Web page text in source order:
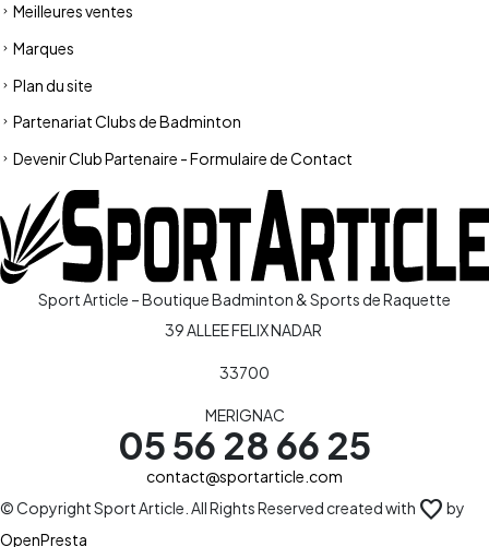
Meilleures ventes
Marques
Plan du site
Partenariat Clubs de Badminton
Devenir Club Partenaire - Formulaire de Contact
Sport Article – Boutique Badminton & Sports de Raquette
39 ALLEE FELIX NADAR
33700
MERIGNAC
05 56 28 66 25
contact@sportarticle.com
© Copyright Sport Article. All Rights Reserved created with favorite by
OpenPresta